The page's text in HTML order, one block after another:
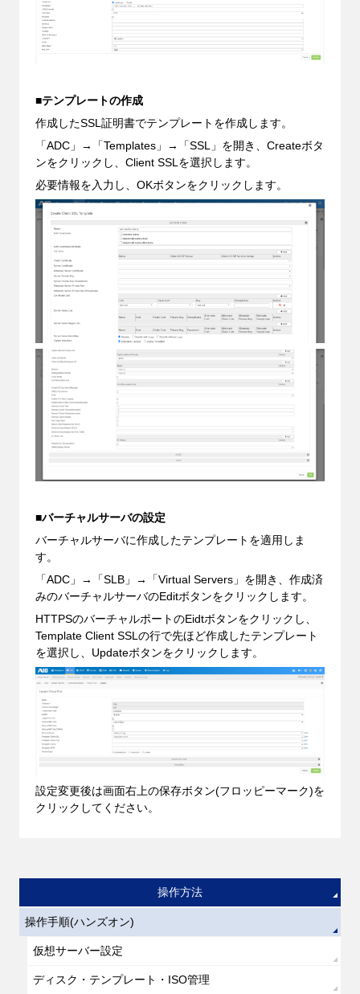
■テンプレートの作成
作成したSSL証明書でテンプレートを作成します。
「ADC」→「Templates」→「SSL」を開き、Createボタ
ンをクリックし、Client SSLを選択します。
必要情報を入力し、OKボタンをクリックします。
■バーチャルサーバの設定
バーチャルサーバに作成したテンプレートを適用しま
す。
「ADC」→「SLB」→「Virtual Servers」を開き、作成済
みのバーチャルサーバのEditボタンをクリックします。
HTTPSのバーチャルポートのEidtボタンをクリックし、
Template Client SSLの行で先ほど作成したテンプレート
を選択し、Updateボタンをクリックします。
設定変更後は画面右上の保存ボタン(フロッピーマーク)を
クリックしてください。
操作方法
操作手順(ハンズオン)
仮想サーバー設定
ディスク・テンプレート・ISO管理